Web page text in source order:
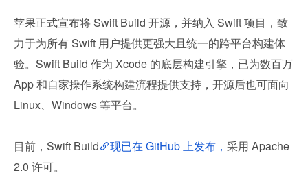
苹果正式宣布将 Swift Build 开源，并纳入 Swift 项目，致
力于为所有 Swift 用户提供更强大且统一的跨平台构建体
验。Swift Build 作为 Xcode 的底层构建引擎，已为数百万
App 和自家操作系统构建流程提供支持，开源后也可面向
Linux、Windows 等平台。
目前，Swift Build 现已在 GitHub 上发布， 采用 Apache
2.0 许可。